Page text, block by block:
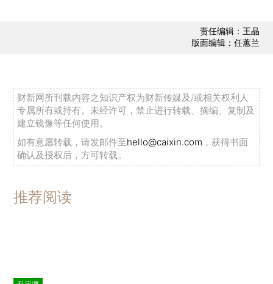
责任编辑：王晶
版面编辑：任蕙兰
财新网所刊载内容之知识产权为财新传媒及/或相关权利人
专属所有或持有。未经许可，禁止进行转载、摘编、复制及
建立镜像等任何使用。
如有意愿转载，请发邮件至hello@caixin.com ，获得书面
确认及授权后，方可转载。
推荐阅读